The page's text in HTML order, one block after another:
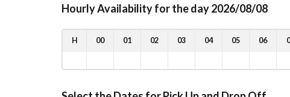
Hourly Availability for the day 2026/08/08
H 00 01 02 03 04 05 06